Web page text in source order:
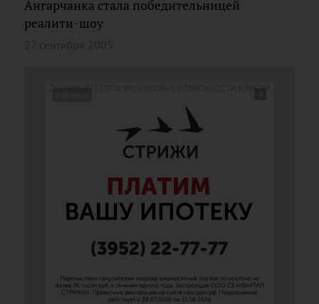
Ангарчанка стала победительницей
реалити-шоу